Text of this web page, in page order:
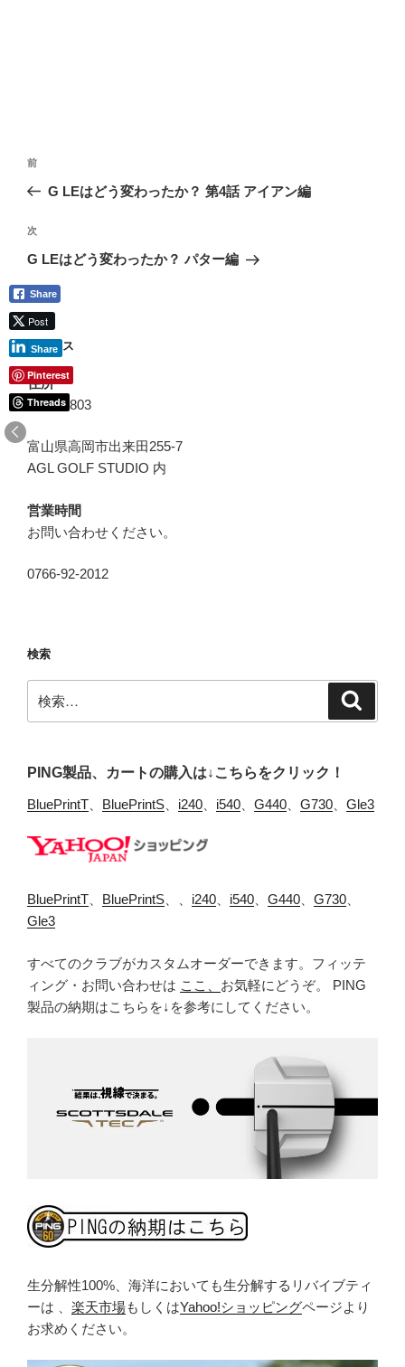
投
ビ
ゲ
シ
ョ
ン
前
の
稿
前
G LEはどう変わったか？ 第4話 アイアン編
次
の
稿
次
G LEはどう変わったか？ パター編
アクセス
住所
〒9330803
富山県高岡市出来田255-7
AGL GOLF STUDIO 内
営業時間
お問い合わせください。
0766-92-2012
検索
索:
PING製品、カートの購入は↓こちらをクリック！
BluePrintT BluePrintS i240 i540 G440 G730 Gle3
BluePrintT BluePrintS i240 i540 G440 G730
Gle3
すべてのクラブがカスタムオーダーできます。フィッテ
ィング・お問い合わせは ここ、 お気軽にどうぞ。 PING
製品の納期はこちらを↓を参考にしてください。
生分解性100%、海洋においても生分解するリバイブティ
ーは 、 楽天市場もしくはYahoo!ショッピングページより
お求めください。
Share
Post
Share
Pinterest
Threads